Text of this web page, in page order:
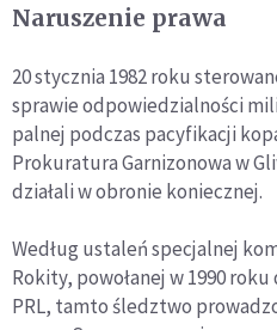
Naruszenie prawa
20 stycznia 1982 roku
sprawie odpowiedzialności
palnej podczas pacyfikacji
Prokuratura Garnizonowa w
działali w obronie koniecznej.
Według ustaleń specjalnej
Rokity, powołanej w 1990
PRL, tamto śledztwo